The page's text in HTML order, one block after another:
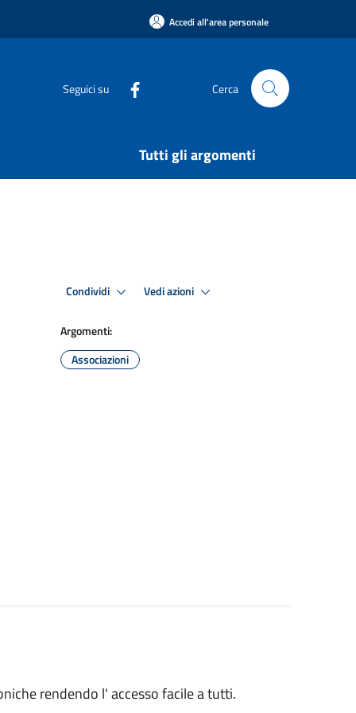
Accedi all'area personale
Seguici su Cerca
Tutti gli argomenti
Condividi Vedi azioni
Argomenti:
Associazioni
rendendo l' accesso facile a tutti.